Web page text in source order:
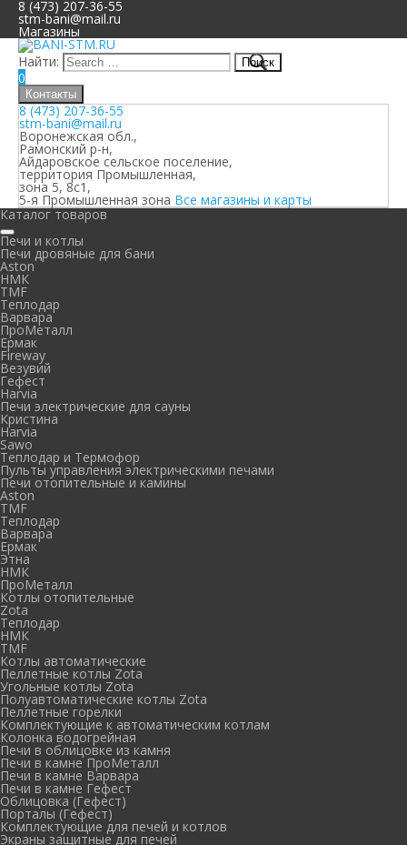
8 (473) 207-36-55
stm-bani@mail.ru
Магазины
Найти:
0
Контакты
8 (473) 207-36-55
stm-bani@mail.ru
Воронежская обл.,
Рамонский р-н,
Айдаровское сельское поселение,
территория Промышленная,
зона 5, 8с1,
5-я Промышленная зона Все магазины и карты
Каталог товаров
Печи и котлы
Печи дровяные для бани
Aston
НМК
TMF
Теплодар
Варвара
ПроМеталл
Ермак
Fireway
Везувий
Гефест
Harvia
Печи электрические для сауны
Кристина
Harvia
Sawo
Теплодар и Термофор
Пульты управления электрическими печами
Печи отопительные и камины
Aston
TMF
Теплодар
Варвара
Ермак
Этна
НМК
ПроМеталл
Котлы отопительные
Zota
Теплодар
НМК
TMF
Котлы автоматические
Пеллетные котлы Zota
Угольные котлы Zota
Полуавтоматические котлы Zota
Пеллетные горелки
Комплектующие к автоматическим котлам
Колонка водогрейная
Печи в облицовке из камня
Печи в камне ПроМеталл
Печи в камне Варвара
Печи в камне Гефест
Облицовка (Гефест)
Порталы (Гефест)
Комплектующие для печей и котлов
Экраны защитные для печей